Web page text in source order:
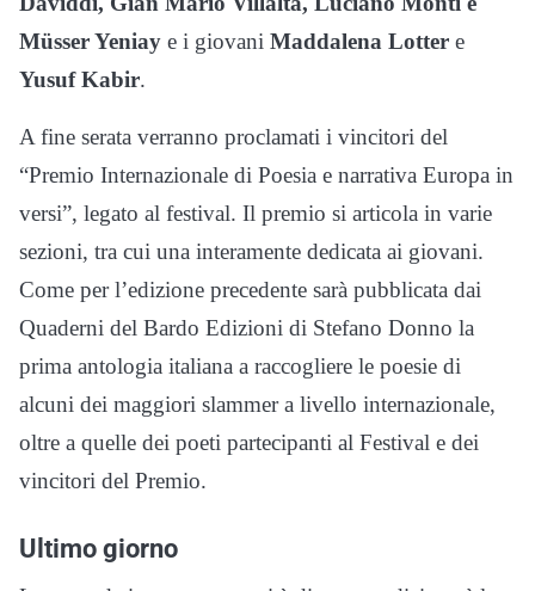
Müsser Yeniay e i giovani Maddalena Lotter e
Yusuf Kabir.
A fine serata verranno proclamati i vincitori del
“Premio Internazionale di Poesia e narrativa Europa in
versi”, legato al festival. Il premio si articola in varie
sezioni, tra cui una interamente dedicata ai giovani.
Come per l’edizione precedente sarà pubblicata dai
Quaderni del Bardo Edizioni di Stefano Donno la
prima antologia italiana a raccogliere le poesie di
alcuni dei maggiori slammer a livello internazionale,
oltre a quelle dei poeti partecipanti al Festival e dei
vincitori del Premio.
Ultimo giorno